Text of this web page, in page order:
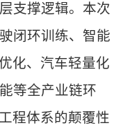
支撑逻辑。本次
闭环训练、智能
化、汽车轻量化
等全产业链环
程体系的颠覆性